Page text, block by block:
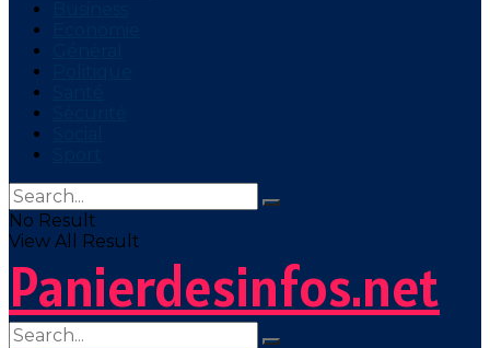
No Result
View All Result
Panierdesinfos.net